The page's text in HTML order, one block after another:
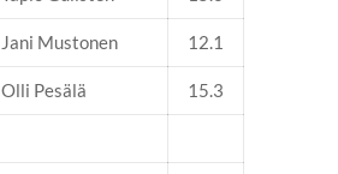
Jani Mustonen 12.1
Olli Pesälä 15.3